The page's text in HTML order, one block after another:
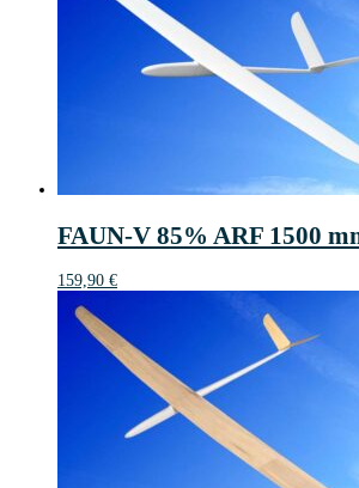
FAUN-V 85% ARF 1500
159,90 €